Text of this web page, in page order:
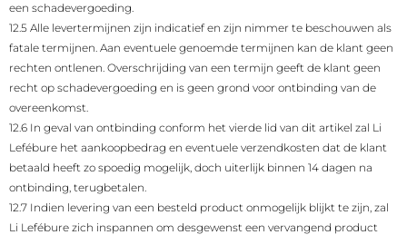
een schadevergoeding.
12.5 Alle levertermijnen zijn indicatief en zijn nimmer te beschouwen als
fatale termijnen. Aan eventuele genoemde termijnen kan de klant geen
rechten ontlenen. Overschrijding van een termijn geeft de klant geen
recht op schadevergoeding en is geen grond voor ontbinding van de
overeenkomst.
12.6 In geval van ontbinding conform het vierde lid van dit artikel zal Li
Lefébure het aankoopbedrag en eventuele verzendkosten dat de klant
betaald heeft zo spoedig mogelijk, doch uiterlijk binnen 14 dagen na
ontbinding, terugbetalen.
12.7 Indien levering van een besteld product onmogelijk blijkt te zijn, zal
Li Lefébure zich inspannen om desgewenst een vervangend product